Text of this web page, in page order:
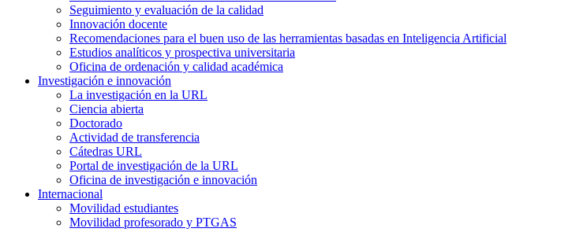
Seguimiento y evaluación de la calidad
Innovación docente
Recomendaciones para el buen uso de las herramientas basadas en Inteligencia Artificial
Estudios analíticos y prospectiva universitaria
Oficina de ordenación y calidad académica
Investigación e innovación
La investigación en la URL
Ciencia abierta
Doctorado
Actividad de transferencia
Cátedras URL
Portal de investigación de la URL
Oficina de investigación e innovación
Internacional
Movilidad estudiantes
Movilidad profesorado y PTGAS